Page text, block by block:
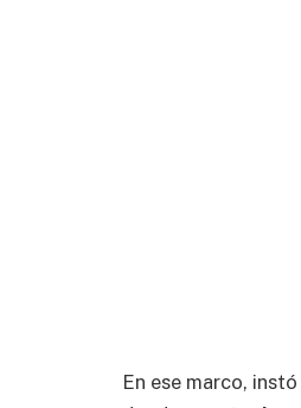
En ese marco,